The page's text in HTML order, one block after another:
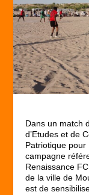
Dans un match
d’Etudes et de
Patriotique pour
campagne
Renaissance
de la ville de
est de